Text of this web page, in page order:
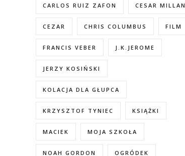
CARLOS RUIZ ZAFON CESAR MILLAN
CEZAR CHRIS COLUMBUS FILM
FRANCIS VEBER J.K.JEROME
JERZY KOSIŃSKI
KOLACJA DLA GŁUPCA
KRZYSZTOF TYNIEC KSIĄŻKI
MACIEK MOJA SZKOŁA
NOAH GORDON OGRÓDEK